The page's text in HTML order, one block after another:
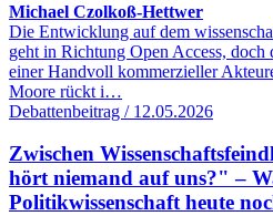
Michael Czolkoß-Hettwer
Die Entwicklung auf dem
geht in Richtung Open Access,
einer Handvoll kommerzieller
Moore rückt i…
Debattenbeitrag / 12.05.2026
Zwischen
hört niemand auf uns?" –
Politikwissenschaft heute